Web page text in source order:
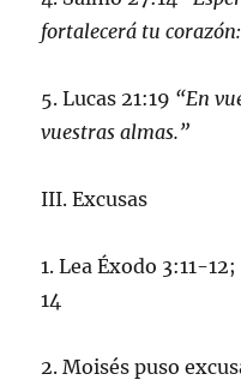
fortalecerá tu
5. Lucas 21:19 “En
vuestras almas.”
III. Excusas
1. Lea Éxodo 3:11-
14
2. Moisés puso